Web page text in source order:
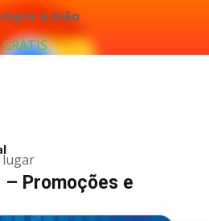
à mão
lugar
– Promoções e